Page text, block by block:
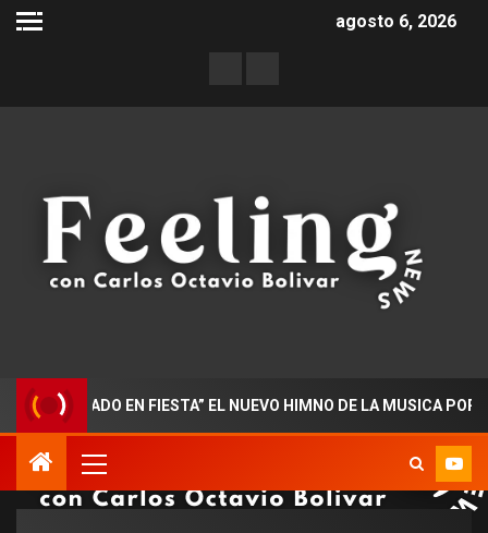
agosto 6, 2026
EN FIESTA” EL NUEVO HIMNO DE LA MUSICA POPULAR